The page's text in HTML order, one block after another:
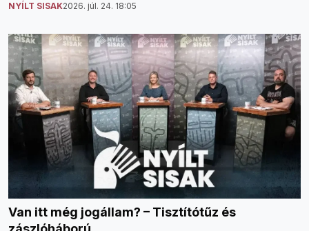
NYÍLT SISAK2026. júl. 24. 18:05
Van itt még jogállam? – Tisztítótűz és